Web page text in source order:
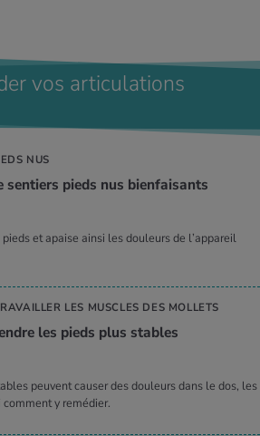
vos articulations
NUS
sen­tiers pieds nus bien­fai­sants
et apaise ainsi les douleurs de l’appareil
LES MUSCLES DES MOLLETS
les pieds plus stables
peuvent causer des douleurs dans le dos, les
y remédier.